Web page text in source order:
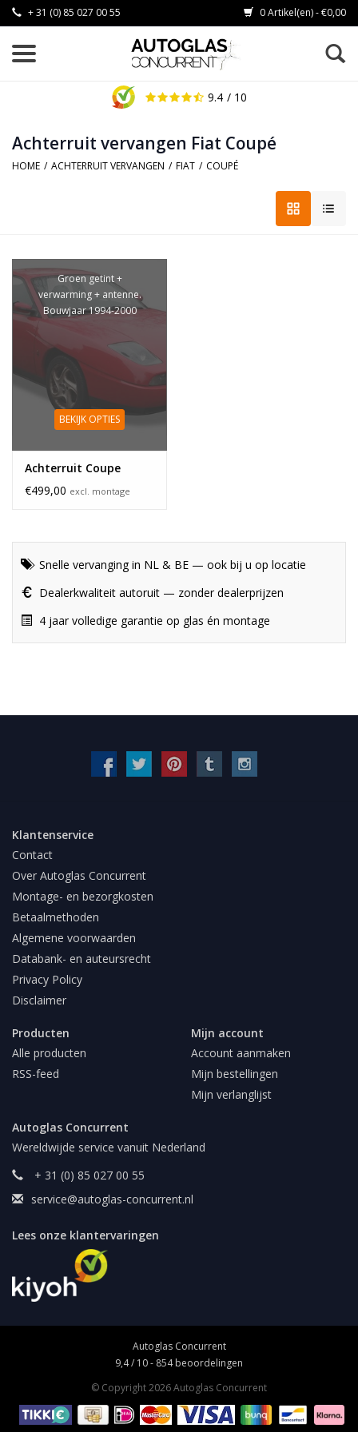
+ 31 (0) 85 027 00 55 0 Artikel(en) - €0,00
9.4 / 10
Achterruit vervangen Fiat Coupé
HOME / ACHTERRUIT VERVANGEN / FIAT / COUPÉ
Groen getint +
verwarming + antenne.
Bouwjaar 1994-2000
BEKIJK OPTIES
Achterruit Coupe
€499,00 excl. montage
Snelle vervanging in NL & BE — ook bij u op locatie
Dealerkwaliteit autoruit — zonder dealerprijzen
4 jaar volledige garantie op glas én montage
Klantenservice
Contact
Over Autoglas Concurrent
Montage- en bezorgkosten
Betaalmethoden
Algemene voorwaarden
Databank- en auteursrecht
Privacy Policy
Disclaimer
Producten
Alle producten
RSS-feed
Mijn account
Account aanmaken
Mijn bestellingen
Mijn verlanglijst
Autoglas Concurrent
Wereldwijde service vanuit Nederland
+ 31 (0) 85 027 00 55
service@autoglas-concurrent.nl
Lees onze klantervaringen
Autoglas Concurrent
9,4/ 10- 854beoordelingen
© Copyright 2026 Autoglas Concurrent